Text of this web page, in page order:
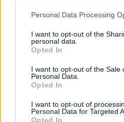
Personal Data Processing
I want to opt-out of the
personal data.
Opted In
I want to opt-out of the Sale
Personal Data.
Opted In
I want to opt-out of
Personal Data for Targeted
Opted In
czwarta runda pistoletowa.
nie powiedziała jeszcze
rundę na force'ie. Ta
niemieckiej organizacji
MOUZ było o krok od
już wydawało się, że uda im
wrogów, kończąc Ancienta